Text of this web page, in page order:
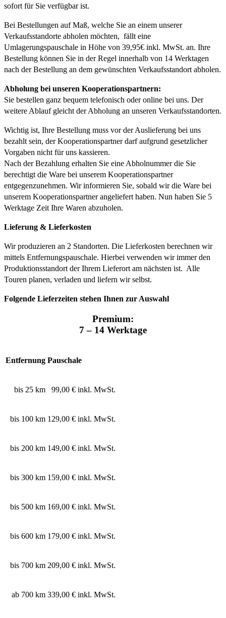
sofort für Sie verfügbar ist.
Bei Bestellungen auf Maß, welche Sie an einem unserer
Verkaufsstandorte abholen möchten, fällt eine
Umlagerungspauschale in Höhe von 39,95€ inkl. MwSt. an. Ihre
Bestellung können Sie in der Regel innerhalb von 14 Werktagen
nach der Bestellung an dem gewünschten Verkaufsstandort abholen.
Abholung bei unseren Kooperationspartnern:
Sie bestellen ganz bequem telefonisch oder online bei uns. Der
weitere Ablauf gleicht der Abholung an unseren Verkaufsstandorten.
Wichtig ist, Ihre Bestellung muss vor der Auslieferung bei uns
bezahlt sein, der Kooperationspartner darf aufgrund gesetzlicher
Vorgaben nicht für uns kassieren.
Nach der Bezahlung erhalten Sie eine Abholnummer die Sie
berechtigt die Ware bei unserem Kooperationspartner
entgegenzunehmen. Wir informieren Sie, sobald wir die Ware bei
unserem Kooperationspartner angeliefert haben. Nun haben Sie 5
Werktage Zeit Ihre Waren abzuholen.
Lieferung & Lieferkosten
Wir produzieren an 2 Standorten. Die Lieferkosten berechnen wir
mittels Entfernungspauschale. Hierbei verwenden wir immer den
Produktionsstandort der Ihrem Lieferort am nächsten ist. Alle
Touren planen, verladen und liefern wir selbst.
Folgende Lieferzeiten stehen Ihnen zur Auswahl
Premium:
7 – 14 Werktage
Entfernung Pauschale
bis 25 km 99,00 € inkl. MwSt.
bis 100 km 129,00 € inkl. MwSt.
bis 200 km 149,00 € inkl. MwSt.
bis 300 km 159,00 € inkl. MwSt.
bis 500 km 169,00 € inkl. MwSt.
bis 600 km 179,00 € inkl. MwSt.
bis 700 km 209,00 € inkl. MwSt.
ab 700 km 339,00 € inkl. MwSt.